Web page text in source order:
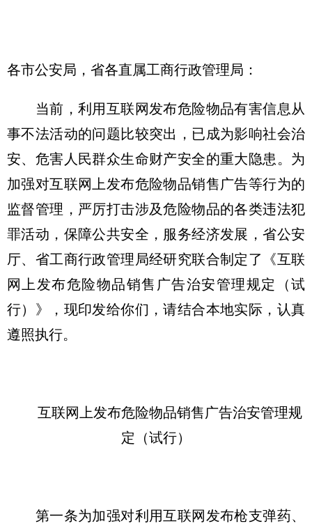
各市公安局，省各直属工商行政管理局：
当前，利用互联网发布危险物品有害信息从
事不法活动的问题比较突出，已成为影响社会治
安、危害人民群众生命财产安全的重大隐患。为
加强对互联网上发布危险物品销售广告等行为的
监督管理，严厉打击涉及危险物品的各类违法犯
罪活动，保障公共安全，服务经济发展，省公安
厅、省工商行政管理局经研究联合制定了《互联
网上发布危险物品销售广告治安管理规定（试
行）》，现印发给你们，请结合本地实际，认真
遵照执行。
互联网上发布危险物品销售广告治安管理规
定（试行）
第一条为加强对利用互联网发布枪支弹药、